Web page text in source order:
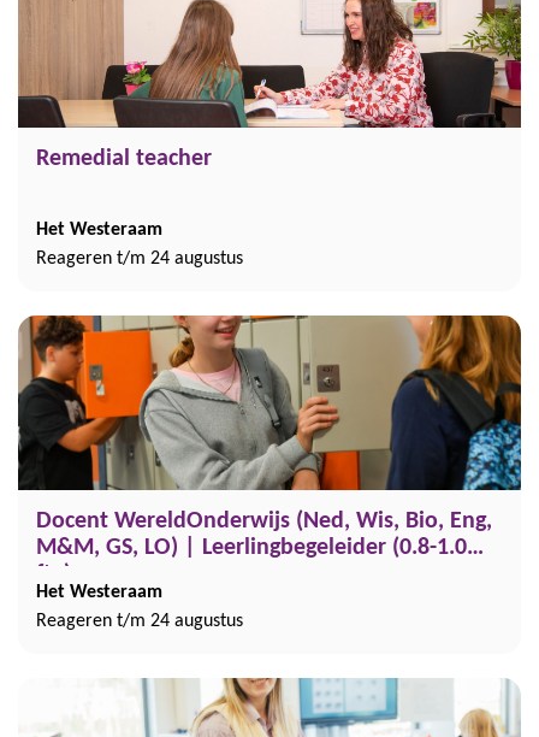
Remedial teacher
Het Westeraam
Reageren t/m 24 augustus
Docent WereldOnderwijs (Ned, Wis, Bio, Eng,
M&M, GS, LO) | Leerlingbegeleider (0.8-1.0
Het Westeraam
Reageren t/m 24 augustus